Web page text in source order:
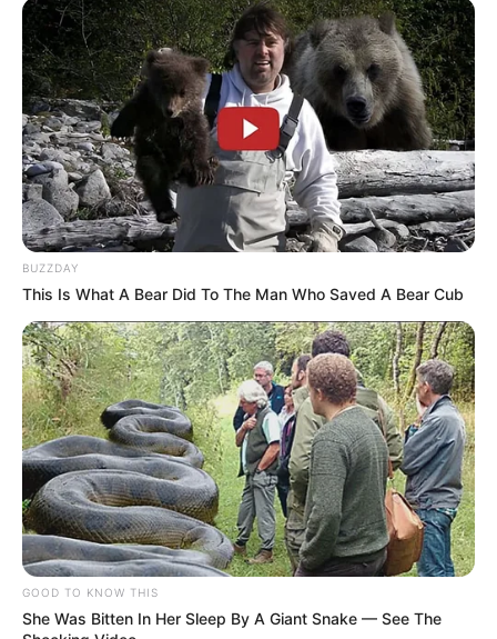
🚨Sindicato exige 12% do salário do trabalhador no “novo
imposto sindical”, dá apenas 10 dias para oposição e cobra
“pedágio” de R$ 150 para quem se opuser. Surreal!
As primeiras vítimas do “novo imposto sindical” são do
interior de São Paulo…
— Ramiro Rosário (@curtaramiro)September 16, 2023
De acordo com documento obtido pelo vereador, ao negociar a
convenção coletiva da categoria para 2023 e 2024, o Seaac
estabeleceu o valor de 12% sobre o salário ou o pagamento de
uma taxa de R$ 150 para quem se recusar a pagar a contribuição
assistencial.
BUZZDAY
This Is What A Bear Did To The Man Who Saved A Bear Cub
GOOD TO KNOW THIS
She Was Bitten In Her Sleep By A Giant Snake — See The